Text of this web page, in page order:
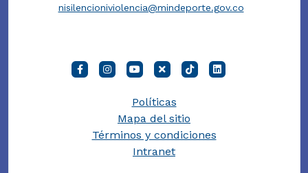
nisilencioniviolencia@mindeporte.gov.co
Políticas
Mapa del sitio
Términos y condiciones
Intranet